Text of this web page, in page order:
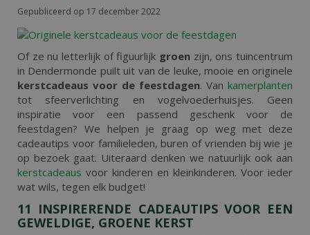
Gepubliceerd op 17 december 2022
Of ze nu letterlijk of figuurlijk groen zijn, ons tuincentrum
in Dendermonde puilt uit van de leuke, mooie en originele
kerstcadeaus voor de feestdagen. Van kamerplanten
tot sfeerverlichting en vogelvoederhuisjes. Geen
inspiratie voor een passend geschenk voor de
feestdagen? We helpen je graag op weg met deze
cadeautips voor familieleden, buren of vrienden bij wie je
op bezoek gaat. Uiteraard denken we natuurlijk ook aan
kerstcadeaus voor kinderen en kleinkinderen. Voor ieder
wat wils, tegen elk budget!
11 INSPIRERENDE CADEAUTIPS VOOR EEN
GEWELDIGE, GROENE KERST